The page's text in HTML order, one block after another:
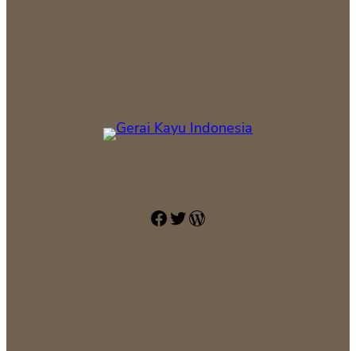
Facebook
Twitter
WordPress